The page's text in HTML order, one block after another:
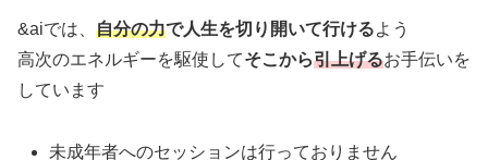
&aiでは、 自分の力で人生を切り開いて行けるよう
高次のエネルギーを駆使してそこから引上げるお手伝いを
しています
未成年者へのセッションは行っておりません